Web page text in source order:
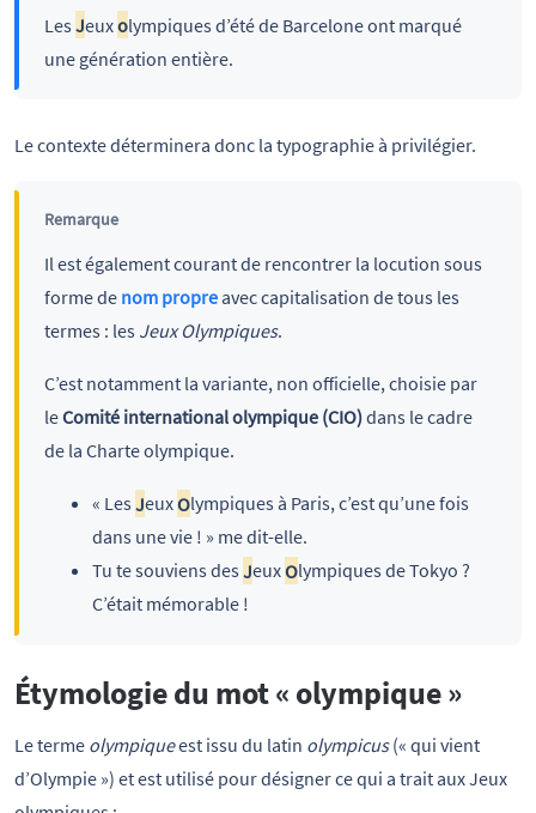
Les Jeuxolympiques d’été de Barcelone ont marqué
une génération entière.
Le contexte déterminera donc la typographie à privilégier.
Remarque
Il est également courant de rencontrer la locution sous
forme de nom propreavec capitalisation de tous les
termes : les Jeux Olympiques.
C’est notamment la variante, non officielle, choisie par
leComité international olympique (CIO)dans le cadre
de la Charte olympique.
« Les JeuxOlympiques à Paris, c’est qu’une fois
dans une vie ! » me dit-elle.
Tu te souviens des JeuxOlympiques de Tokyo ?
C’était mémorable !
Étymologie du mot « olympique »
Le terme olympiqueest issu du latin olympicus(« qui vient
d’Olympie ») et est utilisé pour désigner ce qui a trait aux Jeux